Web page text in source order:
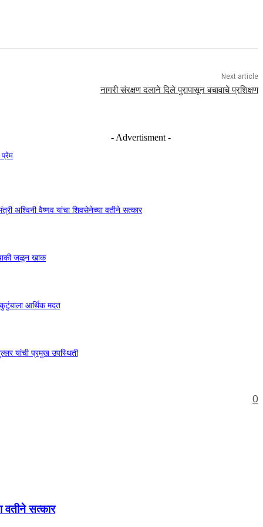
Next article
नागरी संरक्षण दलाने दिले पुरापासून बचावाचे प्रशिक्षण
प्रेम
- Advertisment -
अश्विनी वैष्णव यांचा शिवसेनेच्या वतीने सत्कार
जळून खाक
आर्थिक मदत
यांची प्रमुख उपस्थिती
0
वतीने सत्कार